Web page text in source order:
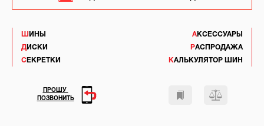
ШИНЫ
ДИСКИ
СЕКРЕТКИ
АКСЕССУАРЫ
РАСПРОДАЖА
КАЛЬКУЛЯТОР ШИН
ПРОШУ
ПОЗВОНИТЬ